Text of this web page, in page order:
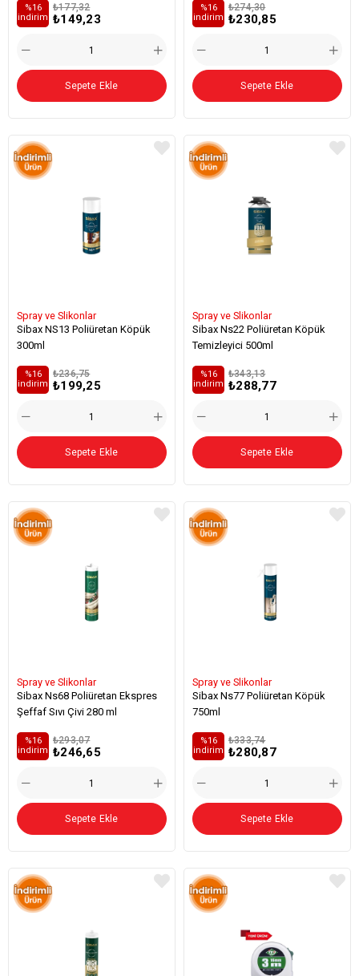
₺149,23
₺177,32
%16
i̇ndirim
Sepete Ekle
₺230,85
₺274,30
%16
i̇ndirim
Sepete Ekle
Spray ve Slikonlar
Sibax NS13 Poliüretan Köpük
300ml
₺199,25
₺236,75
%16
i̇ndirim
Sepete Ekle
Spray ve Slikonlar
Sibax Ns22 Poliüretan Köpük
Temizleyici 500ml
₺288,77
₺343,13
%16
i̇ndirim
Sepete Ekle
Spray ve Slikonlar
Sibax Ns68 Poliüretan Ekspres
Şeffaf Sıvı Çivi 280 ml
₺246,65
₺293,07
%16
i̇ndirim
Sepete Ekle
Spray ve Slikonlar
Sibax Ns77 Poliüretan Köpük
750ml
₺280,87
₺333,74
%16
i̇ndirim
Sepete Ekle